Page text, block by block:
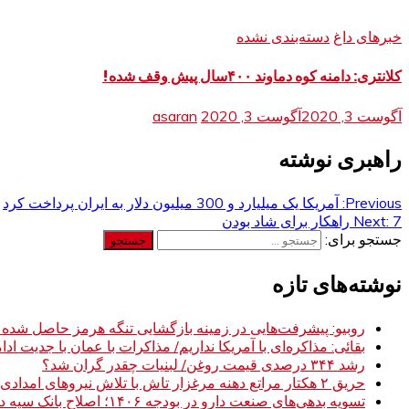
خبرهای داغ دسته‌بندی نشده
کلانتری: دامنه کوه دماوند ۴۰۰سال پیش وقف شده!
آگوست 3, 2020 آگوست 3, 2020 asaran
راهبری نوشته
Previous: آمریکا یک میلیارد و 300 میلیون دلار به ایران پرداخت کرد
Next: 7 راهکار برای شاد بودن
جستجو برای:
نوشته‌های تازه
روبیو: پیشرفت‌هایی در زمینه بازگشایی تنگه هرمز حاصل
بقائی: مذاکره‌ای با آمریکا نداریم/ مذاکرات با عمان با جدیت
رشد ۳۴۴ درصدی قیمت روغن/ لبنیات چقدر گران شد؟
حریق ۲ هکتار مراتع دهنه مرغزار تاش با تلاش نیروهای امدادی مهار شد
تسویه بدهی‌های صنعت دارو در بودجه ۱۴۰۶؛ اصلاح بانک سپه در دستور کار